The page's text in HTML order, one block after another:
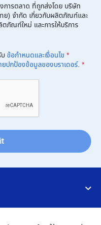
การตลาด ที่ถูกส่งโดย บริษัท
ทย) จำกัด เกี่ยวกับผลิตภัณฑ์และ
ภัณฑ์ใหม่ และการให้บริการ
ข้อกำหนดและเงื่อนไข *
ยปกป้องข้อมูลของบราเดอร์. *